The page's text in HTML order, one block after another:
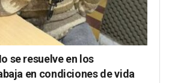
se resuelve en los
en condiciones de vida